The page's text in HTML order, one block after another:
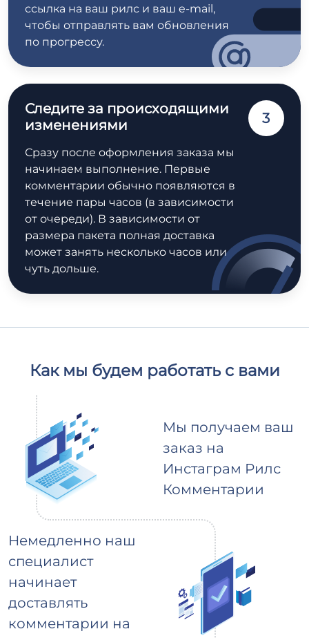
ссылка на ваш рилс и ваш e-mail,
чтобы отправлять вам обновления
по прогрессу.
Следите за происходящими
изменениями
Сразу после оформления заказа мы
начинаем выполнение. Первые
комментарии обычно появляются в
течение пары часов (в зависимости
от очереди). В зависимости от
размера пакета полная доставка
может занять несколько часов или
чуть дольше.
3
Как мы будем работать с вами
Мы получаем ваш
заказ на
Инстаграм Рилс
Комментарии
Немедленно наш
специалист
начинает
доставлять
комментарии на